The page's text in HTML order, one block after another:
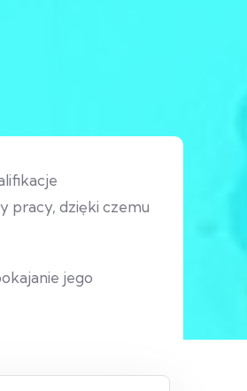
pracy, dzięki czemu
jego